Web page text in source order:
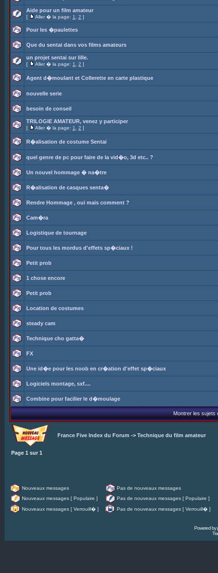
Aide pour un film amateur
[ Aller � la page: 1 2 ]
Pour les �paulettes
Que du sentai dans vos films amateurs
un projet sentai sur lille.
[ Aller � la page: 1 2 ]
Agent d�moulant et Collerette en carte plastique
nouvelle serie
besoin de conseil
TRILOGIE AMATEUR, venez y participer
[ Aller � la page: 1 2 ]
R�alisation de costume Sentai
quel genre de pc pour faire de la vid�o, 3d etc.. ?
Un nouvel hommage � na�tre
R�alisation de casques senta�
Rendre Hommage , oui mais comment ?
Cam�ra
Logistique de tournage
Pour tous les mordus d'effets sp�ciaux !
Petit prob
1 chose encore
Petit prob
Location de costumes
steady cam
Technique cho gatta�
FX
Une id�e pour les noob en cr�ation d'effet sp�ciaux
Logiciels montage, sxf....
Combine pour facilier le d�moulage
Montrer les sujets
France Five Index du Forum -> Technique du film amateur
Page 1 sur 1
Nouveaux messages
Pas de nouveaux messages
Nouveaux messages [ Populaire ]
Pas de nouveaux messages [ Populaire ]
Nouveaux messages [ Verrouill� ]
Pas de nouveaux messages [ Verrouill� ]
Powered by